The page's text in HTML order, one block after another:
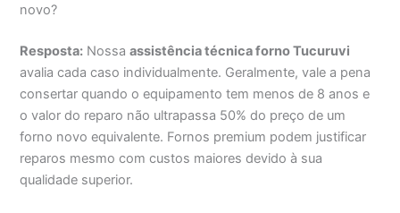
novo?
Resposta: Nossaassistência técnica forno Tucuruvi
avalia cada caso individualmente. Geralmente, vale a pena
consertar quando o equipamento tem menos de 8 anos e
o valor do reparo não ultrapassa 50% do preço de um
forno novo equivalente. Fornos premium podem justificar
reparos mesmo com custos maiores devido à sua
qualidade superior.